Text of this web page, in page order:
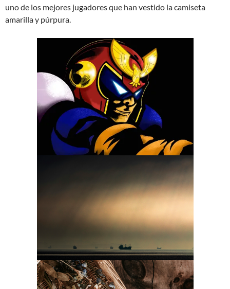
uno de los mejores jugadores que han vestido la camiseta
amarilla y púrpura.